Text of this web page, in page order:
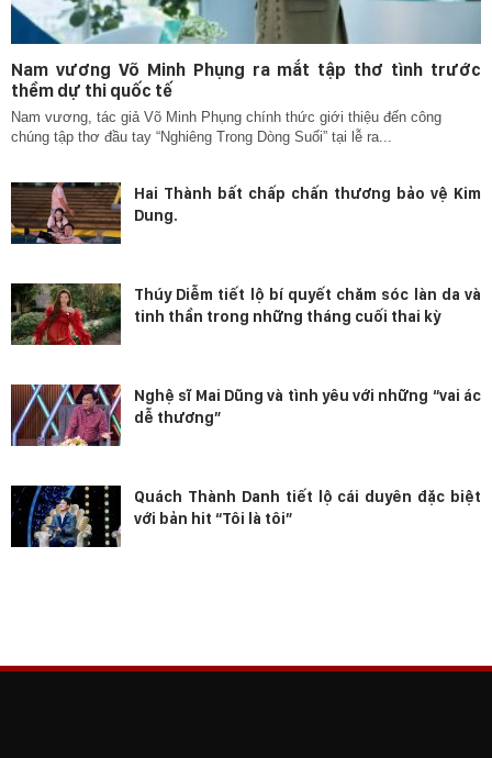
Nam vương Võ Minh Phụng ra mắt tập thơ tình trước
thềm dự thi quốc tế
Nam vương, tác giả Võ Minh Phụng chính thức giới thiệu đến công
chúng tập thơ đầu tay “Nghiêng Trong Dòng Suối” tại lễ ra...
Hai Thành bất chấp chấn thương bảo vệ Kim
Dung.
Thúy Diễm tiết lộ bí quyết chăm sóc làn da và
tinh thần trong những tháng cuối thai kỳ
Nghệ sĩ Mai Dũng và tình yêu với những “vai ác
dễ thương”
Quách Thành Danh tiết lộ cái duyên đặc biệt
với bản hit “Tôi là tôi”